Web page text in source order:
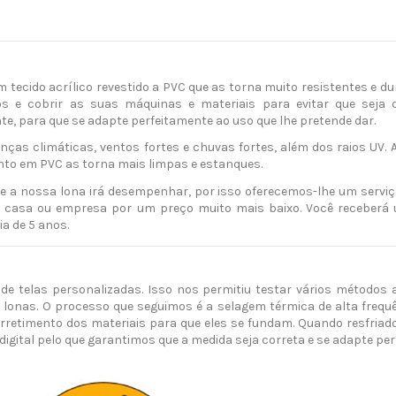
acrílico revestido a PVC que as torna muito resistentes e
e cobrir as suas máquinas e materiais para evitar que seja
para que se adapte perfeitamente ao uso que lhe pretende dar.
climáticas, ventos fortes e chuvas fortes, além dos raios
em PVC as torna mais limpas e estanques.
nossa lona irá desempenhar, por isso oferecemos-lhe um
ou empresa por um preço muito mais baixo. Você
de 5 anos.
telas personalizadas. Isso nos permitiu testar vários
O processo que seguimos é a selagem térmica de alta
dos materiais para que eles se fundam. Quando
pelo que garantimos que a medida seja correta e se adapte